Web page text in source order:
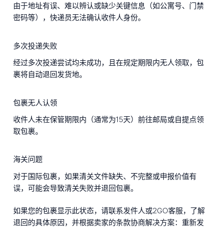
由于地址有误、难以辨认或缺少关键信息（如公寓号、门禁
密码等），快递员无法确认收件人身份。
多次投递失败
经过多次投递尝试均未成功，且在规定期限内无人领取，包
裹将自动退回发货地。
包裹无人认领
收件人未在保管期限内（通常为15天）前往邮局或自提点领
取包裹。
海关问题
对于国际包裹，如果清关文件缺失、不完整或申报价值有
误，可能会导致清关失败并退回包裹。
如果您的包裹显示此状态，请联系发件人或2GO客服，了解
退回的具体原因，并根据卖家的条款协商解决方案：重新发